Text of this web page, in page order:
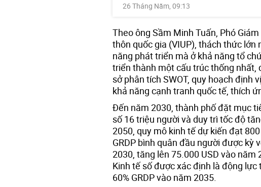
26 Tháng Năm, 09:13
Theo ông Sầm Minh Tuấn, Phó
thôn quốc gia (VIUP), thách thức lớn
năng phát triển mà ở khả năng tổ
triển thành một cấu trúc thống nhất,
sở phân tích SWOT, quy hoạch định
khả năng cạnh tranh quốc tế, thích
Đến năm 2030, thành phố đặt mục
số 16 triệu người và duy trì tốc độ
2050, quy mô kinh tế dự kiến đạt
GRDP bình quân đầu người được kỳ
2030, tăng lên 75.000 USD vào năm
Kinh tế số được xác định là động
60% GRDP vào năm 2035.